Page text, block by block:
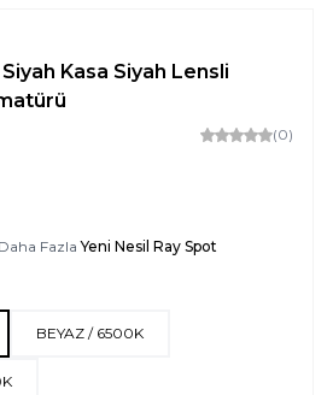
Kasa Siyah Lensli
(0)
Daha FazlaYeni Nesil Ray Spot
BEYAZ / 6500K